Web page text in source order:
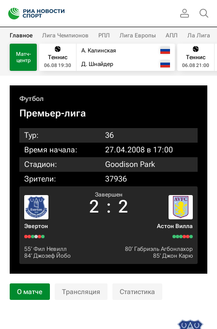
Главное Лига Чемпионов РПЛ Лига Европы АПЛ Ла Лига
Матч-
центр
Теннис
06.08 19:30
А. Калинская
Д. Шнайдер
Теннис
06.08 21:00
Футбол
Премьер-лига
Тур:
36
Время начала:
27.04.2008 в 17:00
Стадион:
Goodison Park
Зрители:
37936
Эвертон
Завершен
2 : 2
Астон Вилла
55‎’‎ Фил Невилл
84‎’‎ Джозеф Йобо
80‎’‎ Габриэль Агбонлахор
85‎’‎ Джон Карю
О матче Трансляция Статистика